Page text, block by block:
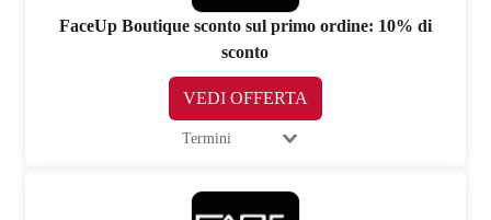
FaceUp Boutique sconto sul primo ordine: 10% di
sconto
VEDI OFFERTA
Termini